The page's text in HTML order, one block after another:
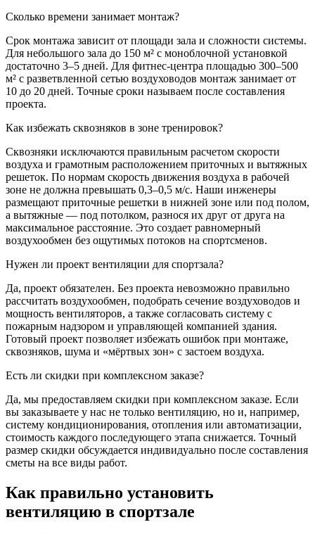
Сколько времени занимает монтаж?
Срок монтажа зависит от площади зала и сложности системы.
Для небольшого зала до 150 м² с моноблочной установкой
достаточно 3–5 дней. Для фитнес-центра площадью 300–500
м² с разветвленной сетью воздуховодов монтаж занимает от
10 до 20 дней. Точные сроки называем после составления
проекта.
Как избежать сквозняков в зоне тренировок?
Сквозняки исключаются правильным расчетом скорости
воздуха и грамотным расположением приточных и вытяжных
решеток. По нормам скорость движения воздуха в рабочей
зоне не должна превышать 0,3–0,5 м/с. Наши инженеры
размещают приточные решетки в нижней зоне или под полом,
а вытяжные — под потолком, разнося их друг от друга на
максимальное расстояние. Это создает равномерный
воздухообмен без ощутимых потоков на спортсменов.
Нужен ли проект вентиляции для спортзала?
Да, проект обязателен. Без проекта невозможно правильно
рассчитать воздухообмен, подобрать сечение воздуховодов и
мощность вентиляторов, а также согласовать систему с
пожарным надзором и управляющей компанией здания.
Готовый проект позволяет избежать ошибок при монтаже,
сквозняков, шума и «мёртвых зон» с застоем воздуха.
Есть ли скидки при комплексном заказе?
Да, мы предоставляем скидки при комплексном заказе. Если
вы заказываете у нас не только вентиляцию, но и, например,
систему кондиционирования, отопления или автоматизации,
стоимость каждого последующего этапа снижается. Точный
размер скидки обсуждается индивидуально после составления
сметы на все виды работ.
Как правильно установить
вентиляцию в спортзале